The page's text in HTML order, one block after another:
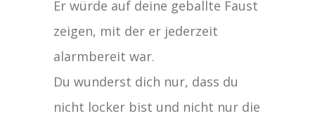
Er würde auf deine geballte Faust
zeigen, mit der er jederzeit
alarmbereit war.
Du wunderst dich nur, dass du
nicht locker bist und nicht nur die